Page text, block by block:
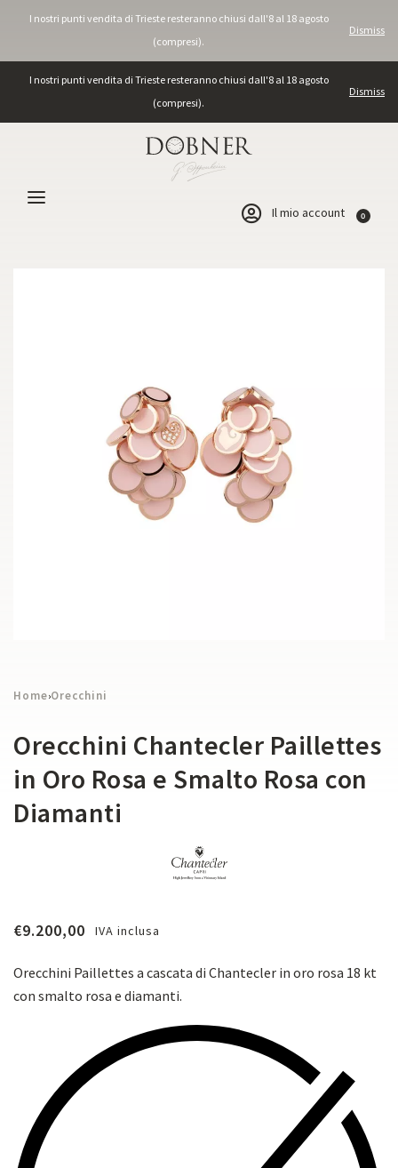
I nostri punti vendita di Trieste resteranno chiusi dall'8 al 18 agosto
(compresi).
Dismiss
I nostri punti vendita di Trieste resteranno chiusi dall'8 al 18 agosto
(compresi).
Dismiss
Il mio account 0
Home›Orecchini
Orecchini Chantecler Paillettes
in Oro Rosa e Smalto Rosa con
Diamanti
€9.200,00 IVA inclusa
Orecchini Paillettes a cascata di Chantecler in oro rosa 18 kt
con smalto rosa e diamanti.